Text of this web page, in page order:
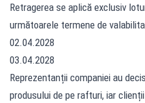
Retragerea se aplică exclusiv
următoarele termene de
02.04.2028
03.04.2028
Reprezentanții companiei au
produsului de pe rafturi, iar